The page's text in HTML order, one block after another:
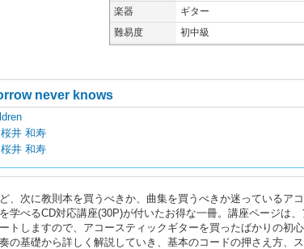
楽器
ギター
難易度
初中級
never knows
桜井 和寿
桜井 和寿
、次に教則本を買うべきか、曲集を買うべきか迷っているア
学べるCD対応講座(30P)が付いたお得な一冊。講座ページは
トしますので、アコースティックギターを買ったばかりの初
の基礎から詳しく解説していき、基本のコードの押さえ方、